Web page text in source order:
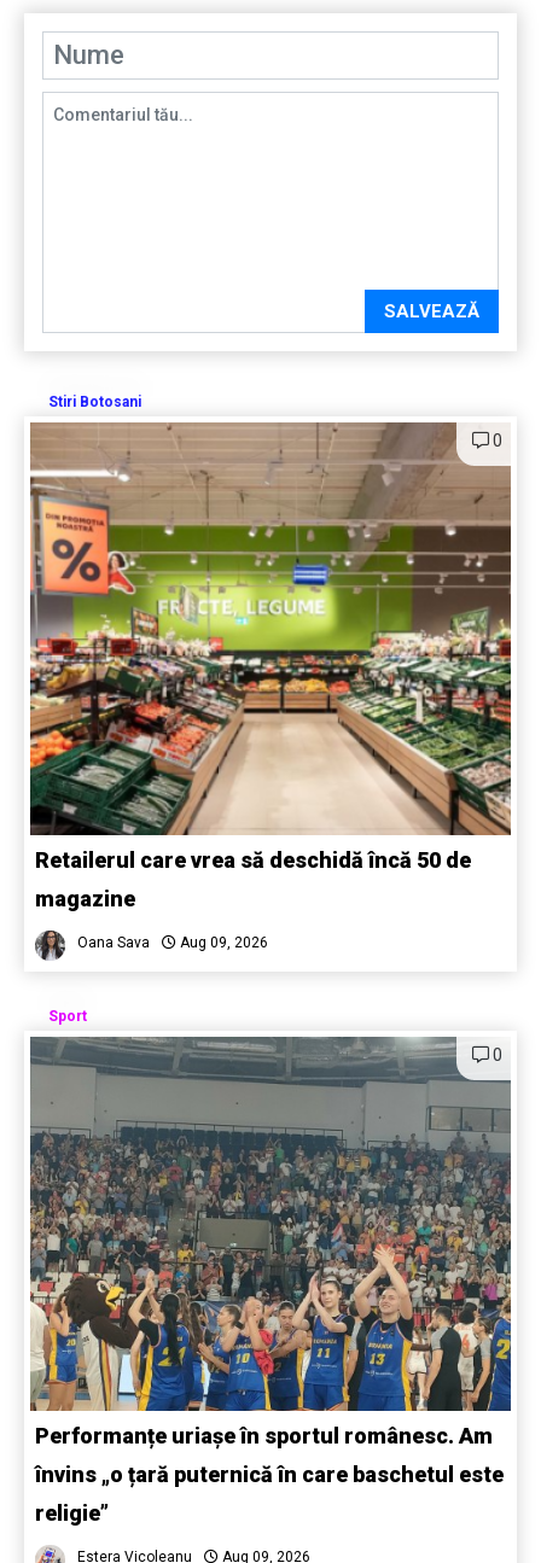
SALVEAZĂ
Stiri Botosani
0
Retailerul care vrea să deschidă încă 50 de
magazine
Oana Sava Aug 09, 2026
Sport
0
Performanțe uriașe în sportul românesc. Am
învins „o țară puternică în care baschetul este
religie”
Estera Vicoleanu Aug 09, 2026